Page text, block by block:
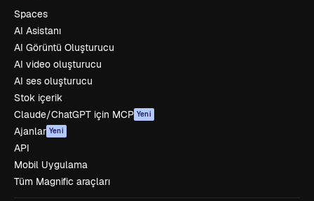
Spaces
AI Asistanı
AI Görüntü Oluşturucu
AI video oluşturucu
AI ses oluşturucu
Stok içerik
Claude/ChatGPT için MCP Yeni
Ajanlar Yeni
API
Mobil Uygulama
Tüm Magnific araçları